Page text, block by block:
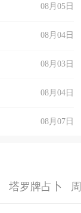
08月05日
08月04日
08月03日
08月04日
08月07日
塔罗牌占卜